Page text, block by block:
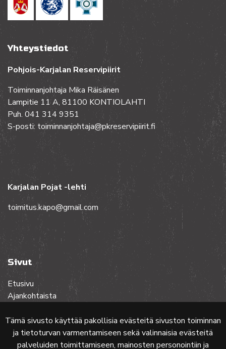
Tämä sivusto käyttää pakollisia evästeitä sivuston toiminnan
ja tietoturvan varmentamiseen sekä valinnaisia evästeitä
palveluiden toimittamiseen, mainosten personointiin ja
Yhteystiedot
Pohjois-Karjalan Reservipiirit
Toiminnanjohtaja Mika Räisänen
Lampitie 11 A, 81100 KONTIOLAHTI
Puh. 041 314 9351
S-posti: toiminnanjohtaja@pkreservipiirit.fi
Karjalan Pojat -lehti
toimitus.kapo@gmail.com
Sivut
Etusivu
Ajankohtaista
Lehdet
Yhteistyössä
Ota yhteyttä